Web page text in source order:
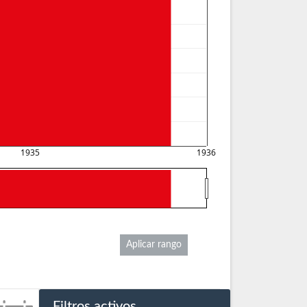
1935 1936
Aplicar rango